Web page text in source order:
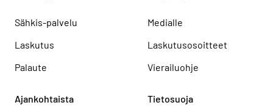
Sähkis-palvelu
Laskutus
Palaute
Medialle
Laskutusosoitteet
Vierailuohje
Ajankohtaista Tietosuoja